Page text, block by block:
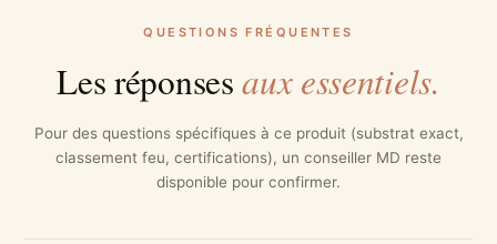
QUESTIONS FRÉQUENTES
Les réponsesaux essentiels.
Pour des questions spécifiques à ce produit (substrat exact,
classement feu, certifications), un conseiller MD reste
disponible pour confirmer.